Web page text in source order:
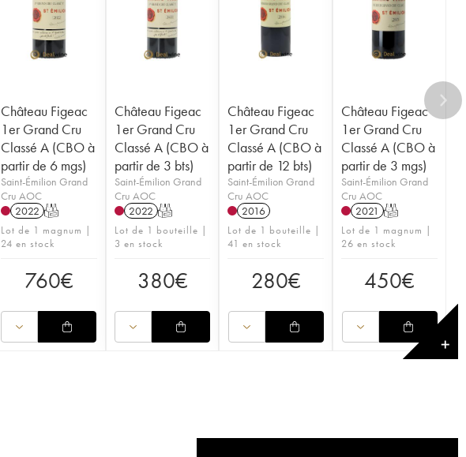
Château Figeac
1er Grand Cru
Classé A (CBO à
partir de 6 mgs)
Saint-Émilion Grand
Cru AOC
2022 T
Lot de 1 magnum |
24 en stock
760€
Château Figeac
1er Grand Cru
Classé A (CBO à
partir de 3 bts)
Saint-Émilion Grand
Cru AOC
2022 T
Lot de 1 bouteille |
3 en stock
380€
Château Figeac
1er Grand Cru
Classé A (CBO à
partir de 12 bts)
Saint-Émilion Grand
Cru AOC
2016
Lot de 1 bouteille |
41 en stock
280€
Château Figeac
1er Grand Cru
Classé A (CBO à
partir de 3 mgs)
Saint-Émilion Grand
Cru AOC
2021 T
Lot de 1 magnum |
26 en stock
450€
✕